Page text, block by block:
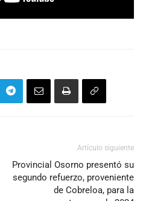
Artículo siguiente
Provincial Osorno presentó su
segundo refuerzo, proveniente
de Cobreloa, para la